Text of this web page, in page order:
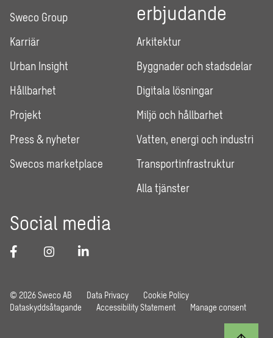
Sweco Group
Karriär
Urban Insight
Hållbarhet
Projekt
Press & nyheter
Swecos marketplace
erbjudande
Arkitektur
Byggnader och stadsdelar
Digitala lösningar
Miljö och hållbarhet
Vatten, energi och industri
Transportinfrastruktur
Alla tjänster
Social media
© 2026 Sweco AB Data Privacy
Cookie Policy
Dataskyddsåtagande
Accessibility Statement Manage consent